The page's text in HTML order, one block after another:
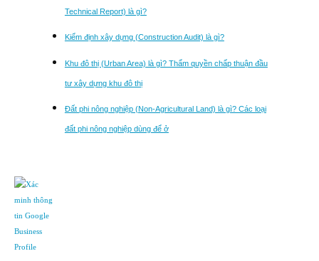
Technical Report) là gì?
Kiểm định xây dựng (Construction Audit) là gì?
Khu đô thị (Urban Area) là gì? Thẩm quyền chấp thuận đầu
tư xây dựng khu đô thị
Đất phi nông nghiệp (Non-Agricultural Land) là gì? Các loại
đất phi nông nghiệp dùng để ở